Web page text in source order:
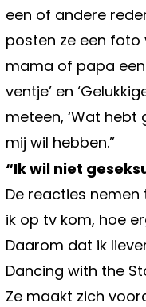
een of andere
posten ze een foto
mama of papa een
ventje’ en
meteen, ‘Wat hebt
mij wil hebben.”
“Ik wil niet
De reacties
ik op tv kom, hoe
Daarom dat ik
Dancing with the
Ze maakt zich